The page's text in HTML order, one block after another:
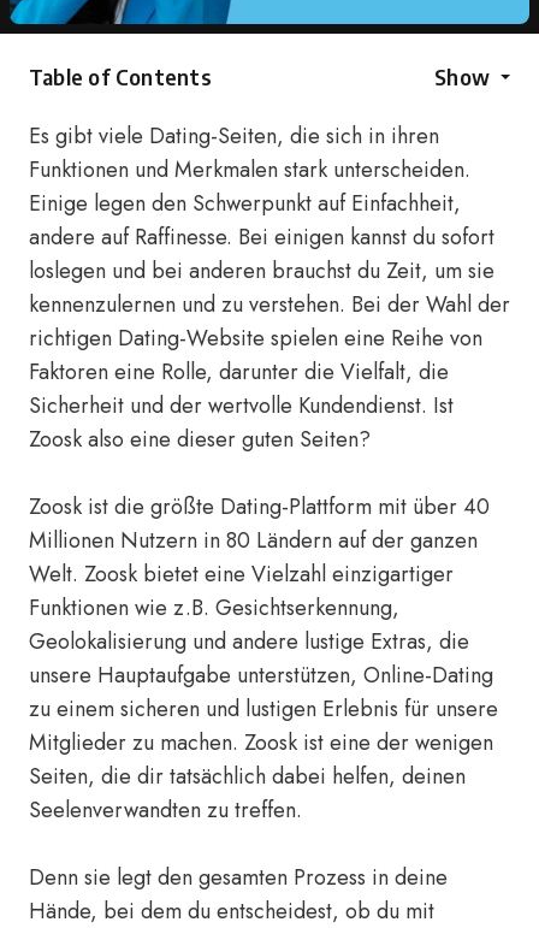
Table of Contents Show
Es gibt viele Dating-Seiten, die sich in ihren
Funktionen und Merkmalen stark unterscheiden.
Einige legen den Schwerpunkt auf Einfachheit,
andere auf Raffinesse. Bei einigen kannst du sofort
loslegen und bei anderen brauchst du Zeit, um sie
kennenzulernen und zu verstehen. Bei der Wahl der
richtigen Dating-Website spielen eine Reihe von
Faktoren eine Rolle, darunter die Vielfalt, die
Sicherheit und der wertvolle Kundendienst. Ist
Zoosk also eine dieser guten Seiten?
Zoosk ist die größte Dating-Plattform mit über 40
Millionen Nutzern in 80 Ländern auf der ganzen
Welt. Zoosk bietet eine Vielzahl einzigartiger
Funktionen wie z.B. Gesichtserkennung,
Geolokalisierung und andere lustige Extras, die
unsere Hauptaufgabe unterstützen, Online-Dating
zu einem sicheren und lustigen Erlebnis für unsere
Mitglieder zu machen. Zoosk ist eine der wenigen
Seiten, die dir tatsächlich dabei helfen, deinen
Seelenverwandten zu treffen.
Denn sie legt den gesamten Prozess in deine
Hände, bei dem du entscheidest, ob du mit